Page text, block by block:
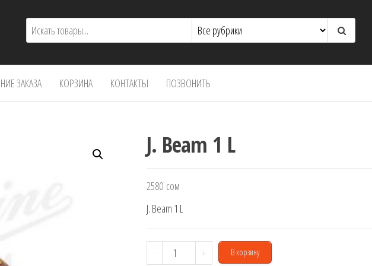
ЗАКАЗА КОРЗИНА КОНТАКТЫ ПОЗВОНИТЬ
J. Beam 1 L
2580 сом
J. Beam 1 L
-
Количество
+ В корзину